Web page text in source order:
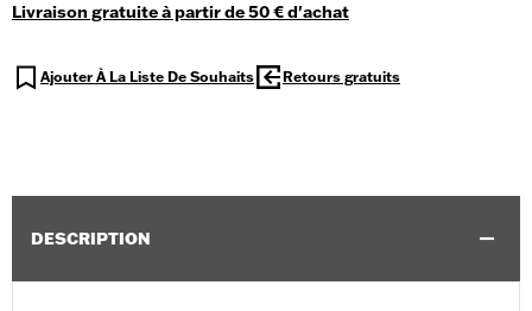
Livraison gratuite à partir de 50 € d'achat
Ajouter À La Liste De Souhaits Retours gratuits
DESCRIPTION